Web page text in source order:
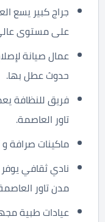
جراج كبير يسع
على مستوى
عمال صيانة
حدوث عطل بها.
فريق للنظافة
تاور العاصمة.
ماكينات صرافة و
نادي ثقافي
مدن تاور
عيادات طبية